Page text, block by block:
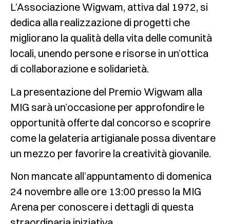
L’Associazione Wigwam, attiva dal 1972, si
dedica alla realizzazione di progetti che
migliorano la qualità della vita delle comunità
locali, unendo persone e risorse in un’ottica
di collaborazione e solidarietà.
La presentazione del Premio Wigwam alla
MIG sarà un’occasione per approfondire le
opportunità offerte dal concorso e scoprire
come la gelateria artigianale possa diventare
un mezzo per favorire la creatività giovanile.
Non mancate all’appuntamento di domenica
24 novembre alle ore 13:00 presso la MIG
Arena per conoscere i dettagli di questa